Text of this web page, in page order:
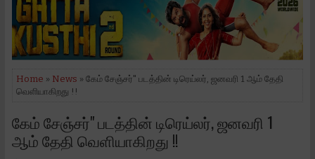
Home » News » கேம் சேஞ்சர்" படத்தின் டிரெய்லர், ஜனவரி 1 ஆம் தேதி
வெளியாகிறது !!
கேம் சேஞ்சர்" படத்தின் டிரெய்லர், ஜனவரி 1
ஆம் தேதி வெளியாகிறது !!